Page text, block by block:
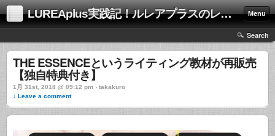
LUREAplus実践記！ルレアプラスのレビューサイト！ Menu
Search
THE ESSENCEというライティング教材が再販売
【独自特典付き】
1月 31st, 2018 @ 09:12 pm › takakuro
↓ Leave a comment